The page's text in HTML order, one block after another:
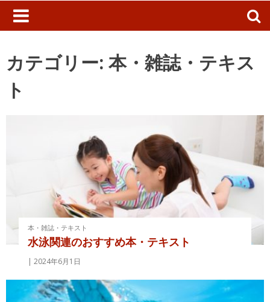
検
索:
カテゴリー: 本・雑誌・テキス
ト
本・雑誌・テキスト
水泳関連のおすすめ本・テキスト
2024年6月1日